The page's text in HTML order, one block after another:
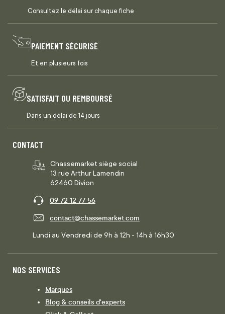
Consultez le délai sur chaque fiche
PAIEMENT SÉCURISÉ
Et en plusieurs fois
SATISFAIT OU REMBOURSÉ
Dans un délai de 14 jours
CONTACT
Chassemarket siège social
13 rue Arthur Lamendin
62460 Divion
09 72 12 77 56
contact@chassemarket.com
Lundi au Vendredi de 9h à 12h - 14h à 16h30
NOS SERVICES
Marques
Blog & conseils d'experts